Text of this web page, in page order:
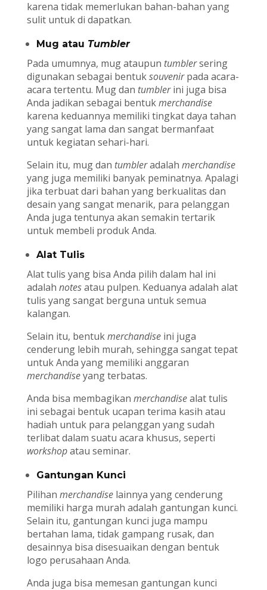
karena tidak memerlukan bahan-bahan yang
sulit untuk di dapatkan.
Mug atau Tumbler
Pada umumnya, mug ataupun tumblersering
digunakan sebagai bentuksouvenirpada acara-
acara tertentu. Mug dan tumblerini juga bisa
Anda jadikan sebagai bentukmerchandise
karena keduannya memiliki tingkat daya tahan
yang sangat lama dan sangat bermanfaat
untuk kegiatan sehari-hari.
Selain itu, mug dan tumbleradalah merchandise
yang juga memiliki banyak peminatnya. Apalagi
jika terbuat dari bahan yang berkualitas dan
desain yang sangat menarik, para pelanggan
Anda juga tentunya akan semakin tertarik
untuk membeli produk Anda.
Alat Tulis
Alat tulis yang bisa Anda pilih dalam hal ini
adalah notesatau pulpen. Keduanya adalah alat
tulis yang sangat berguna untuk semua
kalangan.
Selain itu, bentukmerchandise ini juga
cenderung lebih murah, sehingga sangat tepat
untuk Anda yang memiliki anggaran
merchandiseyang terbatas.
Anda bisa membagikan merchandisealat tulis
ini sebagai bentuk ucapan terima kasih atau
hadiah untuk para pelanggan yang sudah
terlibat dalam suatu acara khusus, seperti
workshopatau seminar.
Gantungan Kunci
Pilihan merchandise lainnya yang cenderung
memiliki harga murah adalah gantungan kunci.
Selain itu, gantungan kunci juga mampu
bertahan lama, tidak gampang rusak, dan
desainnya bisa disesuaikan dengan bentuk
logo perusahaan Anda.
Anda juga bisa memesan gantungan kunci